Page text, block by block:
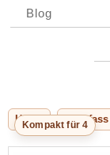
Blog
Home Badefass
Kompakt für 4